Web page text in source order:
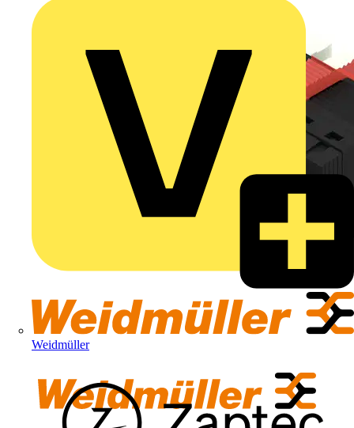
Weidmüller